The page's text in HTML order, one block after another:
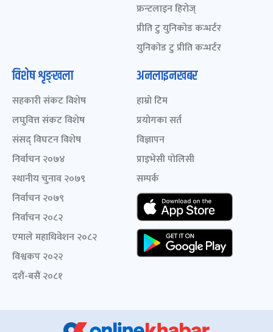
फ्रन्टलाइन हिरोज्
प्रीति टु युनिकोड कन्भर्टर
युनिकोड टु प्रीति कन्भर्टर
विशेष शृङ्खला
सहकारी संकट विशेष
लघुवित्त संकट विशेष
संसद् विघटन विशेष
निर्वाचन २०७४
स्थानीय चुनाव २०७९
निर्वाचन २०७९
निर्वाचन २०८२
एमाले महाधिवेशन २०८२
विश्वकप २०२२
दशैं-बसैं २०८१
अनलाइनखबर
हाम्रो टिम
प्रयोगका सर्त
विज्ञापन
प्राइभेसी पोलिसी
सम्पर्क